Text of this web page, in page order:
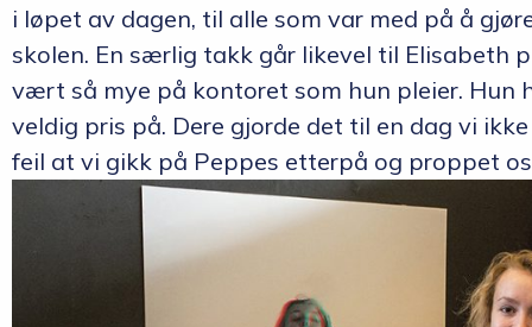
i løpet av dagen, til alle som var med på å
skolen. En særlig takk går likevel til Elisabeth
vært så mye på kontoret som hun pleier. Hun
veldig pris på. Dere gjorde det til en dag vi
feil at vi gikk på Peppes etterpå og proppet